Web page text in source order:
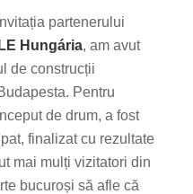
partenerului
Hungária, am avut
de construcții
Pentru
de drum, a fost
finalizat cu rezultate
mai mulți vizitatori din
bucuroși să afle că